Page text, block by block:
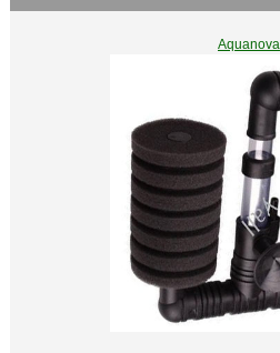
Aquanova